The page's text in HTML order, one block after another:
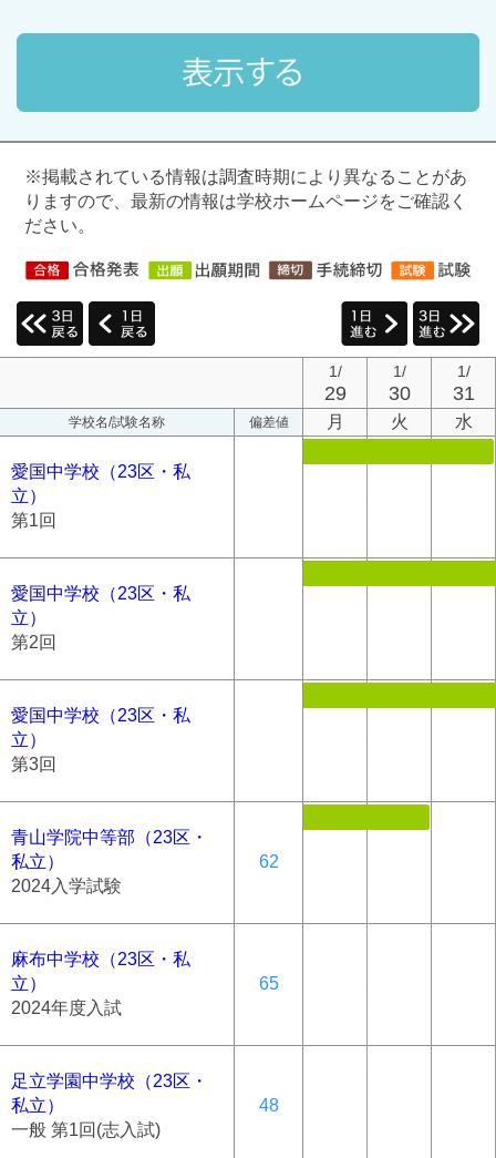
※掲載されている情報は調査時期により異なることがあ
りますので、最新の情報は学校ホームページをご確認く
ださい。
1/
29
1/
30
1/
31
学校名/試験名称 偏差値 月 火 水
愛国中学校（23区・私
立）
第1回
愛国中学校（23区・私
立）
第2回
愛国中学校（23区・私
立）
第3回
青山学院中等部（23区・
私立）
2024入学試験
62
麻布中学校（23区・私
立）
2024年度入試
65
足立学園中学校（23区・
私立）
一般 第1回(志入試)
48